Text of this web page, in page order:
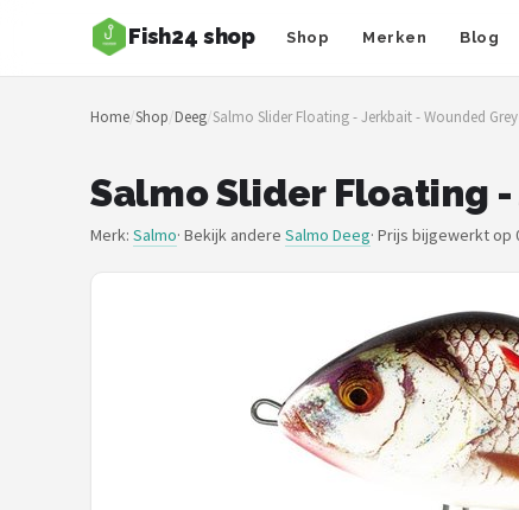
Fish24 shop Shop Merken Blog
Zoeken
NAVIGATIE
Merken
Home/Shop/Deeg/Salmo Slider Floating - Jerkbait - Wounded
Salmo Slider Floating
Merk: Salmo· Bekijk andere Salmo Deeg· Prijs bijgewerkt op